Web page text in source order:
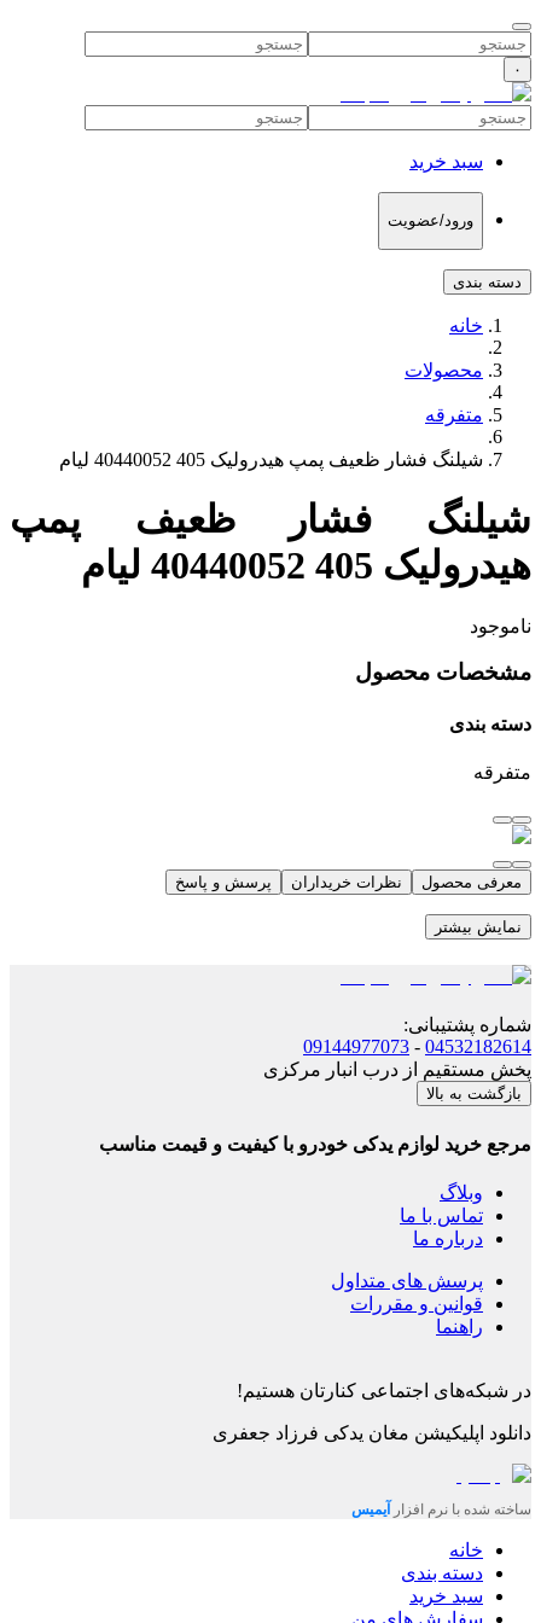
۰
سبد خرید
ورود/عضویت
دسته بندی
خانه
محصولات
متفرقه
شیلنگ فشار ظعیف پمپ هیدرولیک 405 40440052 لیام
شیلنگ فشار ظعیف پمپ
هیدرولیک 405 40440052 لیام
ناموجود
مشخصات محصول
دسته بندی
متفرقه
معرفی محصول نظرات خریداران پرسش و پاسخ
نمایش بیشتر
شماره پشتیبانی:
04532182614
-
09144977073
پخش مستقیم از درب انبار مرکزی
بازگشت به بالا
مرجع خرید لوازم یدکی خودرو با کیفیت و قیمت مناسب
وبلاگ
تماس با ما
درباره ما
پرسش های متداول
قوانین و مقررات
راهنما
در شبکه‌های اجتماعی کنارتان هستیم!
دانلود اپلیکیشن مغان یدکی فرزاد جعفری
ساخته شده با نرم افزار آیمیس
خانه
دسته بندی
سبد خرید
سفارش های من